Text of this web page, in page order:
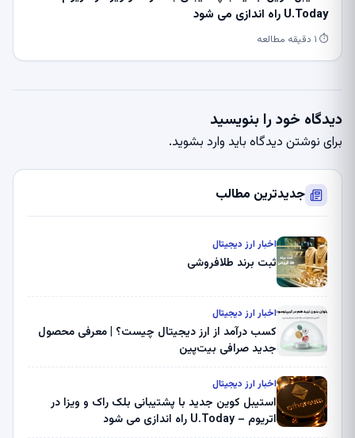
U.Today راه اندازی می شود
⏱ ۱ دقیقه مطالعه
دیدگاه خود را بنویسید
برای نوشتن دیدگاه باید وارد بشوید.
جدیدترین مطالب
اخبار ارز دیجیتال
ثبت برند طلافروشی
اخبار ارز دیجیتال
کسب درآمد از ارز دیجیتال چیست؟ | معرفی محصول
جدید صرافی بیت‌پین
اخبار ارز دیجیتال
استیبل کوین جدید با پشتیبانی بلک راک و ویزا در
اتریوم – U.Today راه اندازی می شود